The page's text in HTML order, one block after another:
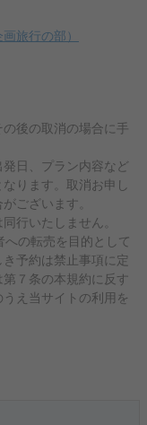
旅行の部）
後の取消の場合に手
日、プラン内容など
ります。取消お申し
ございます。
行いたしません。
への転売を目的として
予約は禁止事項に定
７条の本規約に反す
え当サイトの利用を